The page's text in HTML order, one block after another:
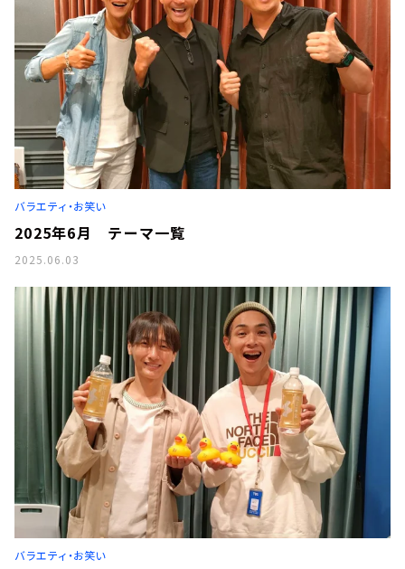
バラエティ・お笑い
2025年6月 テーマ一覧
2025.06.03
バラエティ・お笑い